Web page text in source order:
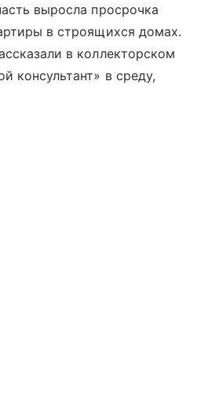
выросла просрочка
в строящихся домах.
в коллекторском
консультант» в среду,